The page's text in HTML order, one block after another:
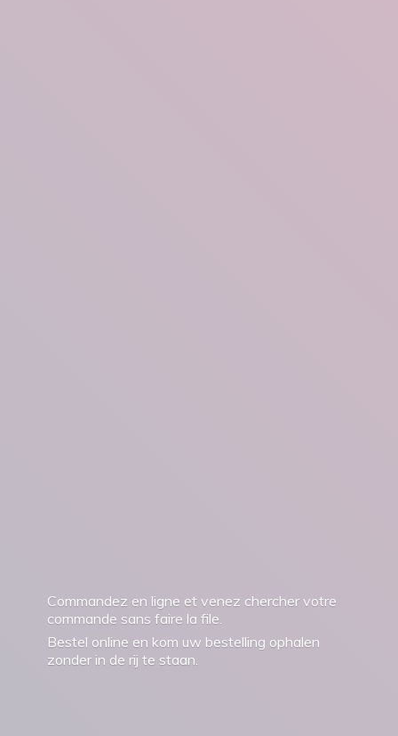
Commandez en ligne et venez chercher votre
commande sans faire la file.
Bestel online en kom uw bestelling ophalen
zonder in de rij te staan.